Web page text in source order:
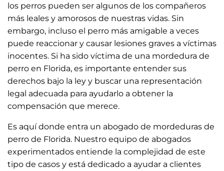
los perros pueden ser algunos de los compañeros
más leales y amorosos de nuestras vidas. Sin
embargo, incluso el perro más amigable a veces
puede reaccionar y causar lesiones graves a víctimas
inocentes. Si ha sido víctima de una mordedura de
perro en Florida, es importante entender sus
derechos bajo la ley y buscar una representación
legal adecuada para ayudarlo a obtener la
compensación que merece.
Es aquí donde entra un abogado de mordeduras de
perro de Florida. Nuestro equipo de abogados
experimentados entiende la complejidad de este
tipo de casos y está dedicado a ayudar a clientes